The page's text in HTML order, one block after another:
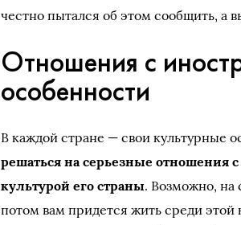
честно пытался об этом сообщить, а
Отношения с
особенности
В каждой стране — свои культурные
решаться на серьезные отношения
культурой его страны. Возможно, на
потом вам придется жить среди этой